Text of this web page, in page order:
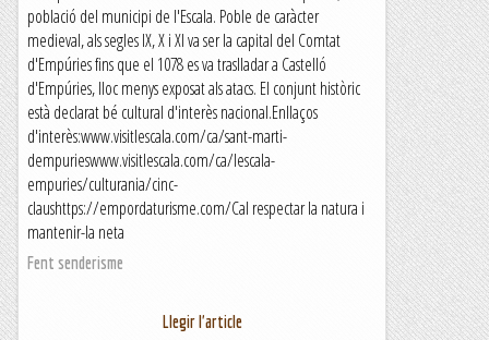
població del municipi de l'Escala. Poble de caràcter
medieval, als segles IX, X i XI va ser la capital del Comtat
d'Empúries fins que el 1078 es va traslladar a Castelló
d'Empúries, lloc menys exposat als atacs. El conjunt històric
està declarat bé cultural d'interès nacional.Enllaços
d'interès:www.visitlescala.com/ca/sant-marti-
dempurieswww.visitlescala.com/ca/lescala-
empuries/culturania/cinc-
claushttps://empordaturisme.com/Cal respectar la natura i
mantenir-la neta
Fent senderisme
Llegir l'article